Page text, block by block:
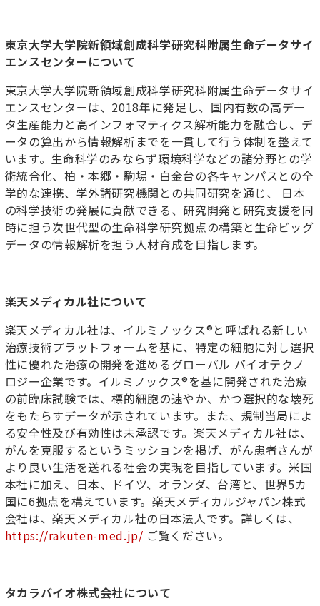
東京大学大学院新領域創成科学研究科附属生命データサイ
エンスセンターについて
東京大学大学院新領域創成科学研究科附属生命データサイ
エンスセンターは、2018年に発足し、国内有数の高デー
タ生産能力と高インフォマティクス解析能力を融合し、デ
ータの算出から情報解析までを一貫して行う体制を整えて
います。生命科学のみならず環境科学などの諸分野との学
術統合化、柏・本郷・駒場・白金台の各キャンパスとの全
学的な連携、学外諸研究機関との共同研究を通じ、 日本
の科学技術の発展に貢献できる、研究開発と研究支援を同
時に担う次世代型の生命科学研究拠点の構築と生命ビッグ
データの情報解析を担う人材育成を目指します。
楽天メディカル社について
楽天メディカル社は、イルミノックス®と呼ばれる新しい
治療技術プラットフォームを基に、特定の細胞に対し選択
性に優れた治療の開発を進めるグローバル バイオテクノ
ロジー企業です。イルミノックス®を基に開発された治療
の前臨床試験では、標的細胞の速やか、かつ選択的な壊死
をもたらすデータが示されています。また、規制当局によ
る安全性及び有効性は未承認です。楽天メディカル社は、
がんを克服するというミッションを掲げ、がん患者さんが
より良い生活を送れる社会の実現を目指しています。米国
本社に加え、日本、ドイツ、オランダ、台湾と、世界5カ
国に6拠点を構えています。楽天メディカルジャパン株式
会社は、楽天メディカル社の日本法人です。詳しくは、
https://rakuten-med.jp/ ご覧ください。
タカラバイオ株式会社について